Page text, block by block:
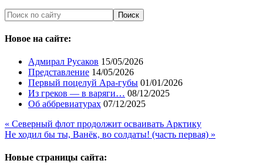
Новое на сайте:
Адмирал Русаков 15/05/2026
Представление 14/05/2026
Первый поцелуй Ара-губы 01/01/2026
Из греков — в варяги… 08/12/2025
Об аббревиатурах 07/12/2025
« Северный флот продолжит осваивать Арктику
Не ходил бы ты, Ванёк, во солдаты! (часть первая) »
Новые страницы сайта: